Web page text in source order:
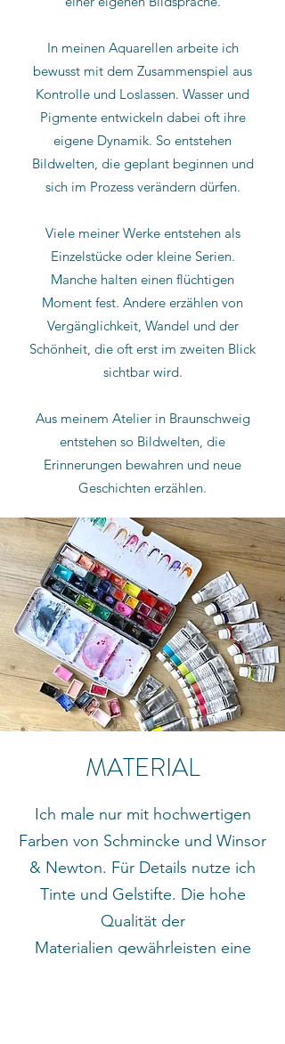
In meinen Aquarellen arbeite ich
bewusst mit dem Zusammenspiel aus
Kontrolle und Loslassen. Wasser und
Pigmente entwickeln dabei oft ihre
eigene Dynamik. So entstehen
Bildwelten, die geplant beginnen und
sich im Prozess verändern dürfen.
Viele meiner Werke entstehen als
Einzelstücke oder kleine Serien.
Manche halten einen flüchtigen
Moment fest. Andere erzählen von
Vergänglichkeit, Wandel und der
Schönheit, die oft erst im zweiten Blick
sichtbar wird.
Aus meinem Atelier in Braunschweig
entstehen so Bildwelten, die
Erinnerungen bewahren und neue
Geschichten erzählen.
MATERIAL
Ich male nur mit hochwertigen
Farben von Schmincke und Winsor
& Newton. Für Details nutze ich
Tinte und Gelstifte. Die hohe
Qualität der
Materialien gewährleisten eine